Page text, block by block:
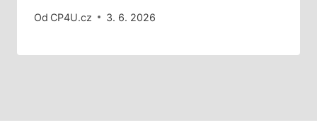
Od CP4U.cz 3. 6. 2026